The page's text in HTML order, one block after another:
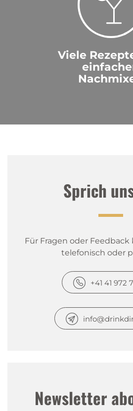
Viele
Sprich
Für Fragen oder
telefonisch oder
+41 41 972
Newsletter